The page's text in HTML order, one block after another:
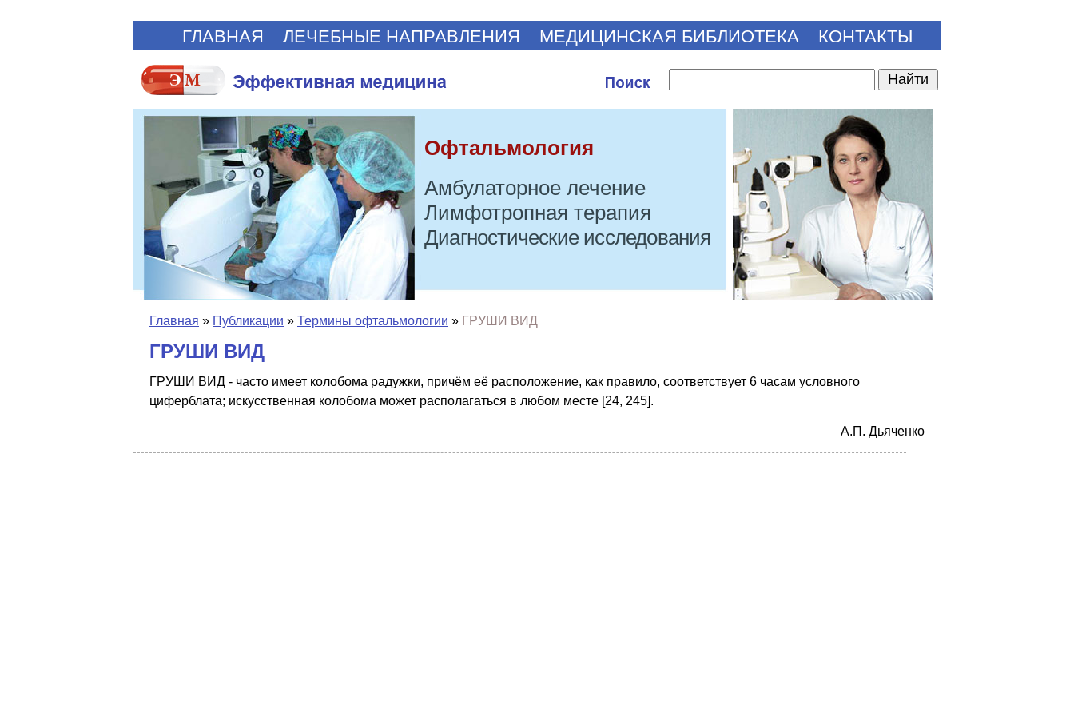
ГЛАВНАЯ ЛЕЧЕБНЫЕ НАПРАВЛЕНИЯ МЕДИЦИНСКАЯ БИБЛИОТЕКА КОНТАКТЫ
Офтальмология
Амбулаторное лечение
Лимфотропная терапия
Диагностические исследования
Главная » Публикации » Термины офтальмологии » ГРУШИ ВИД
ГРУШИ ВИД
ГРУШИ ВИД - часто имеет колобома радужки, причём её расположение, как правило, соответствует 6 часам условного
циферблата; искусственная колобома может располагаться в любом месте [24, 245].
A.П. Дьячeнкo